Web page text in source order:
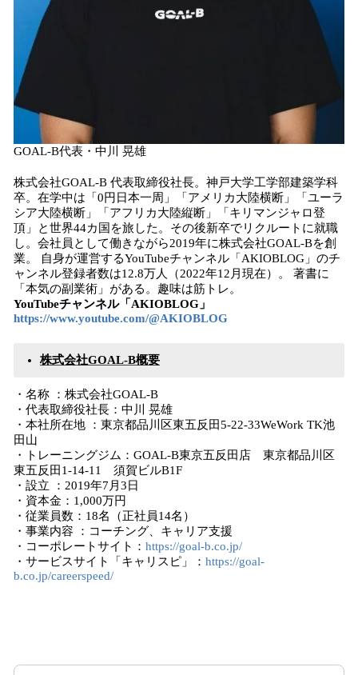
GOAL-B代表・中川 晃雄
株式会社GOAL-B 代表取締役社長。神戸大学工学部建築学科
卒。在学中は「0円日本一周」「アメリカ大陸横断」「ユーラ
シア大陸横断」「アフリカ大陸縦断」「キリマンジャロ登
頂」と世界44カ国を旅した。その後新卒でリクルートに就職
し。会社員として働きながら2019年に株式会社GOAL-Bを創
業。 自身が運営するYouTubeチャンネル「AKIOBLOG」のチ
ャンネル登録者数は12.8万人（2022年12月現在）。 著書に
「本気の副業術」がある。趣味は筋トレ。
YouTubeチャンネル「AKIOBLOG」
https://www.youtube.com/@AKIOBLOG
株式会社GOAL-B概要
・名称 ：株式会社GOAL-B
・代表取締役社長：中川 晃雄
・本社所在地 ：東京都品川区東五反田5-22-33WeWork TK池
田山
・トレーニングジム：GOAL-B東京五反田店 東京都品川区
東五反田1-14-11 須賀ビルB1F
・設立 ：2019年7月3日
・資本金：1,000万円
・従業員数：18名（正社員14名）
・事業内容 ：コーチング、キャリア支援
・コーポレートサイト： https://goal-b.co.jp/
・サービスサイト「キャリスピ」： https://goal-
b.co.jp/careerspeed/